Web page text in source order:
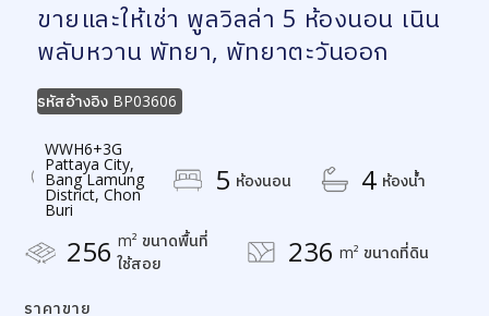
ขายและให้เช่า พูลวิลล่า 5 ห้องนอน เนิน
พลับหวาน พัทยา, พัทยาตะวันออก
รหัสอ้างอิง BP03606
WWH6+3G
Pattaya City,
Bang Lamung
District, Chon
Buri
5 ห้องนอน 4 ห้องน้ำ
256 m² ขนาดพื้นที่
ใช้สอย
236 m² ขนาดที่ดิน
ราคาขาย